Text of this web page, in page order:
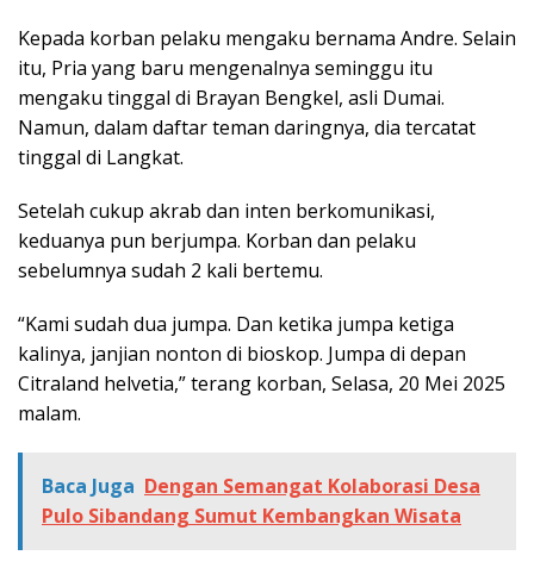
Kepada korban pelaku mengaku bernama Andre. Selain
itu, Pria yang baru mengenalnya seminggu itu
mengaku tinggal di Brayan Bengkel, asli Dumai.
Namun, dalam daftar teman daringnya, dia tercatat
tinggal di Langkat.
Setelah cukup akrab dan inten berkomunikasi,
keduanya pun berjumpa. Korban dan pelaku
sebelumnya sudah 2 kali bertemu.
“Kami sudah dua jumpa. Dan ketika jumpa ketiga
kalinya, janjian nonton di bioskop. Jumpa di depan
Citraland helvetia,” terang korban, Selasa, 20 Mei 2025
malam.
Baca Juga Dengan Semangat Kolaborasi Desa
Pulo Sibandang Sumut Kembangkan Wisata